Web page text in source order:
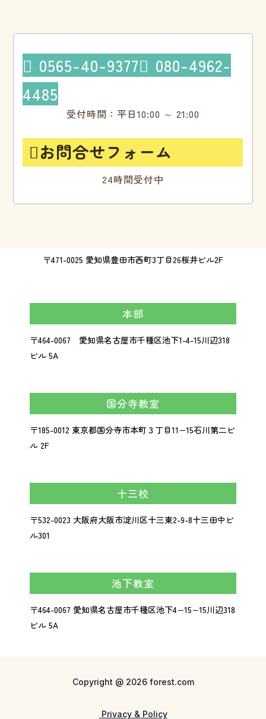
 0565-40-9377 080-4962-
4485
受付時間：平日10:00 ～ 21:00
 お問合せフォーム
24時間受付中
〒471-0025 愛知県豊田市西町3丁目26桜井ビル2F
本部
〒464-0067 愛知県名古屋市千種区池下1-4-15川辺318
ビル 5A
国分寺教室
〒185-0012 東京都国分寺市本町３丁目11−15石川第二ビ
ル 2F
十三校
〒532-0023 大阪府大阪市淀川区十三東2-9-8十三田中ビ
ル301
池下教室
〒464-0067 愛知県名古屋市千種区池下4−15−15川辺318
ビル 5A
Copyright @ 2026 forest.com
Privacy & Policy